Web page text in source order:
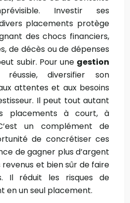
Investir ses
placements protège
des chocs financiers,
de décès ou de dépenses
subir. Pour une gestion
diversifier son
attentes et aux besoins
Il peut tout autant
placements à court, à
un complément de
de concrétiser ces
de gagner plus d’argent
et bien sûr de faire
Il réduit les risques de
en un seul placement.